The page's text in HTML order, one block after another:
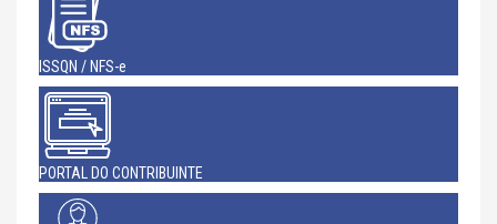
ISSQN / NFS-e
PORTAL DO CONTRIBUINTE